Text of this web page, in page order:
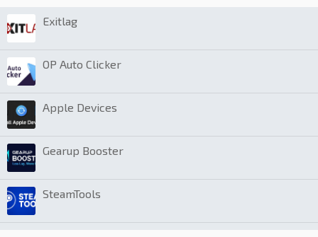
Exitlag
OP Auto Clicker
Apple Devices
Gearup Booster
SteamTools